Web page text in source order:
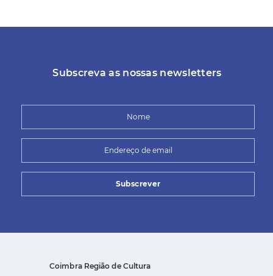
Subscreva as nossas newsletters
Subscrever
Coimbra Região de Cultura